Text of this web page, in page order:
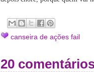
canseira de ações fail
20